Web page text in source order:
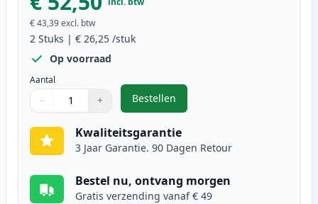
€ 43,39excl. btw
2 Stuks | € 26,25 /stuk
Op voorraad
Aantal
Gebruik de knoppen om aan te passen
− +
1
Bestellen
,2 stuks Brother TN2010 toner
Kwaliteitsgarantie
3 Jaar Garantie. 90 Dagen Retour
Bestel nu, ontvang morgen
Gratis verzending vanaf € 49